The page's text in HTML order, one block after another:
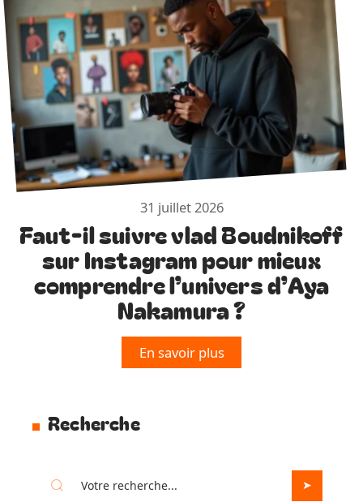
31 juillet 2026
Faut-il suivre vlad Boudnikoff
sur Instagram pour mieux
comprendre l’univers d’Aya
Nakamura ?
En savoir plus
Recherche